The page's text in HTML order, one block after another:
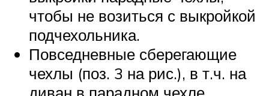
чтобы не возиться с выкройкой
подчехольника.
Повседневные сберегающие
чехлы (поз. 3 на рис.), в т.ч. на